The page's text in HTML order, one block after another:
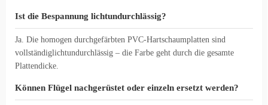
Ist die Bespannung lichtundurchlässig?
Ja. Die homogen durchgefärbten PVC-Hartschaumplatten sind
vollständiglichtundurchlässig – die Farbe geht durch die gesamte
Plattendicke.
Können Flügel nachgerüstet oder einzeln ersetzt werden?